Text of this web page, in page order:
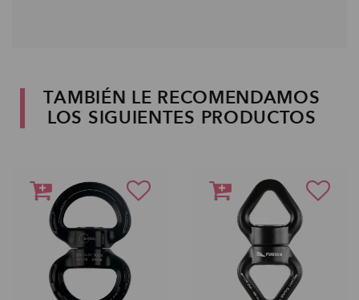
TAMBIÉN LE RECOMENDAMOS
LOS SIGUIENTES PRODUCTOS